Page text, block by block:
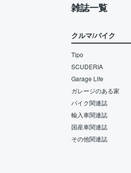
雑誌一覧
クルマ/バイク
Tipo
SCUDERIA
Garage Life
ガレージのある家
バイク関連誌
輸入車関連誌
国産車関連誌
その他関連誌